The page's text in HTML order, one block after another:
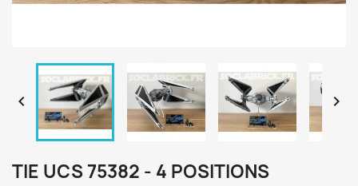
 
TIE UCS 75382 - 4 POSITIONS